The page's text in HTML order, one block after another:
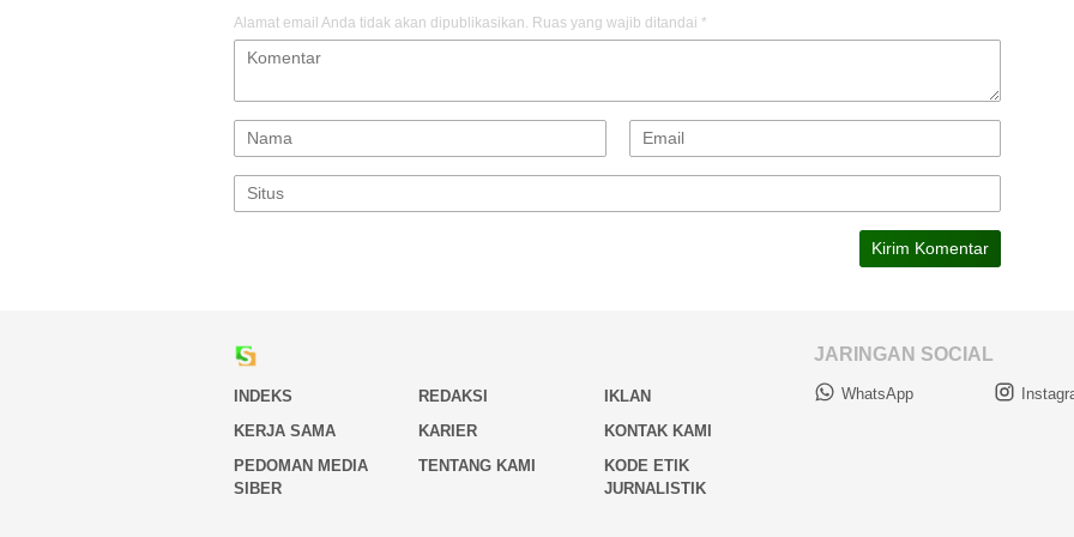
Alamat email Anda tidak akan dipublikasikan. Ruas yang wajib ditandai *
INDEKS REDAKSI
IKLAN
KERJA SAMA
KARIER
KONTAK KAMI
PEDOMAN MEDIA
SIBER
TENTANG KAMI
KODE ETIK
JURNALISTIK
JARINGAN SOCIAL
WhatsApp